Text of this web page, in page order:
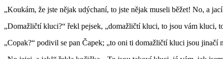
„Koukám, že jste nějak udýchaní, to jste nějak museli běžet! No, a
„Domažličtí kluci?“ řekl pejsek, „domažličtí kluci, to jsou vám kluci,
„Copak?“ podivil se pan Čapek; „to oni ti domažličtí kluci jsou jinačí